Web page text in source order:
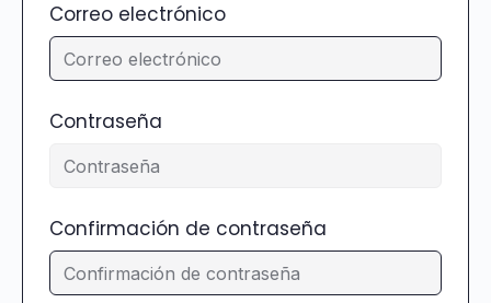
Correo electrónico
Contraseña
Confirmación de contraseña